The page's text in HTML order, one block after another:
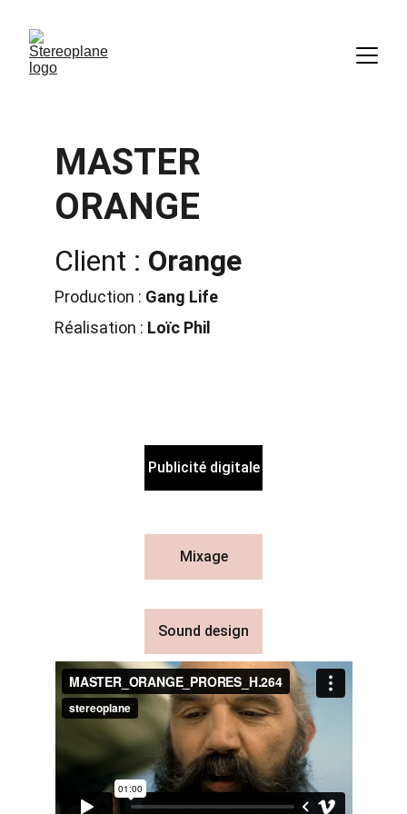
MASTER
ORANGE
Client : Orange
Production : Gang Life
Réalisation : Loïc Phil
Publicité digitale
Mixage
Sound design